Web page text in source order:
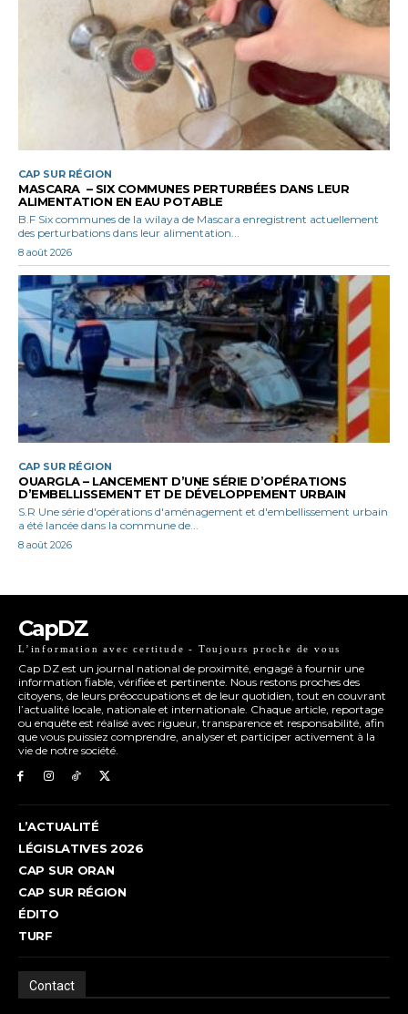
CAP SUR RÉGION
MASCARA – SIX COMMUNES PERTURBÉES DANS LEUR
ALIMENTATION EN EAU POTABLE
B.F Six communes de la wilaya de Mascara enregistrent actuellement
des perturbations dans leur alimentation...
8 août 2026
CAP SUR RÉGION
OUARGLA – LANCEMENT D’UNE SÉRIE D’OPÉRATIONS
D’EMBELLISSEMENT ET DE DÉVELOPPEMENT URBAIN
S.R Une série d'opérations d'aménagement et d'embellissement urbain
a été lancée dans la commune de...
8 août 2026
CapDZ
L’information avec certitude - Toujours proche de vous
Cap DZ est un journal national de proximité, engagé à fournir une
information fiable, vérifiée et pertinente. Nous restons proches des
citoyens, de leurs préoccupations et de leur quotidien, tout en couvrant
l’actualité locale, nationale et internationale. Chaque article, reportage
ou enquête est réalisé avec rigueur, transparence et responsabilité, afin
que vous puissiez comprendre, analyser et participer activement à la
vie de notre société.
L’ACTUALITÉ
LÉGISLATIVES 2026
CAP SUR ORAN
CAP SUR RÉGION
ÉDITO
TURF
Contact